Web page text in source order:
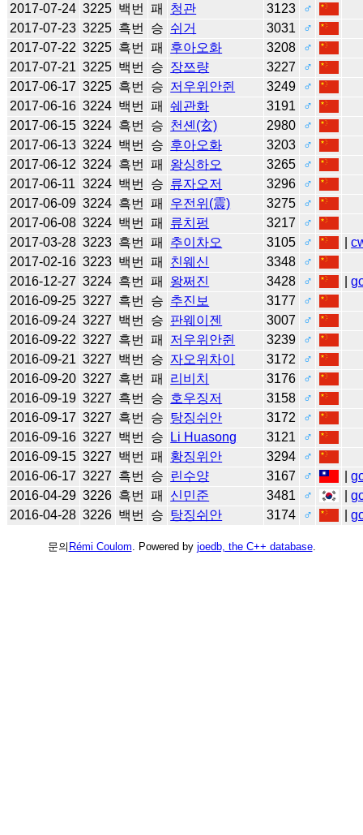
2017-07-24 3225 백번 패 청관 3123
♂
2017-07-23 3225 흑번 승 쉬거 3031
♂
2017-07-22 3225 흑번 패 후아오화 3208
♂
2017-07-21 3225 백번 승 장쯔량 3227
♂
2017-06-17 3225 흑번 승 저우위안쥔 3249
♂
2017-06-16 3224 백번 패 쉐관화 3191
♂
2017-06-15 3224 흑번 승 천셴(玄) 2980
♂
2017-06-13 3224 백번 승 후아오화 3203
♂
2017-06-12 3224 흑번 패 왕싱하오 3265
♂
2017-06-11 3224 백번 승 류자오저 3296
♂
2017-06-09 3224 흑번 패 우전위(震) 3275
♂
2017-06-08 3224 백번 패 류치펑 3217
♂
2017-03-28 3223 흑번 패 추이차오 3105 ♂ |
2017-02-16 3223 백번 패 친웨신 3348
♂
2016-12-27 3224 흑번 패 왕쩌진 3428 ♂ |
2016-09-25 3227 흑번 승 추진보 3177
♂
2016-09-24 3227 백번 승 판웨이젠 3007
♂
2016-09-22 3227 흑번 패 저우위안쥔 3239
♂
2016-09-21 3227 백번 승 자오위차이 3172
♂
2016-09-20 3227 흑번 패 리비치 3176
♂
2016-09-19 3227 흑번 승 호우징저 3158
♂
2016-09-17 3227 흑번 승 탕징쉬안 3172
♂
2016-09-16 3227 백번 승 Li Huasong 3121
♂
2016-09-15 3227 백번 패 황징위안 3294
♂
2016-06-17 3227 흑번 승 린수양 3167 ♂ |
2016-04-29 3226 흑번 패 신민준 3481 ♂ |
2016-04-28 3226 백번 승 탕징쉬안 3174 ♂ |
문의 Rémi Coulom . Powered by joedb, the C++ database.